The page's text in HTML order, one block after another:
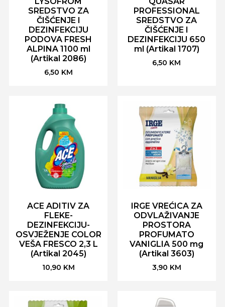
SREDSTVO ZA
ČIŠĆENJE I
DEZINFEKCIJU
PODOVA FRESH
ALPINA 1100 ml
(Artikal 2086)
6,50 KM
PROFESSIONAL
SREDSTVO ZA
ČIŠĆENJE I
DEZINFEKCIJU 650
ml (Artikal 1707)
6,50 KM
ACE ADITIV ZA
FLEKE-
DEZINFEKCIJU-
OSVJEŽENJE COLOR
VEŠA FRESCO 2,3 L
(Artikal 2045)
10,90 KM
IRGE VREĆICA ZA
ODVLAŽIVANJE
PROSTORA
PROFUMATO
VANIGLIA 500 mg
(Artikal 3603)
3,90 KM